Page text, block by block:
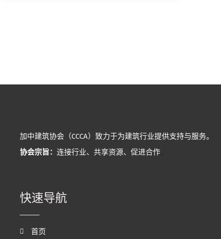
加中建筑协会（CCCA）致力于为建筑行业提供支持与服务。
协会宗旨： 连接行业、共享资源、促进合作
快速导航
首页